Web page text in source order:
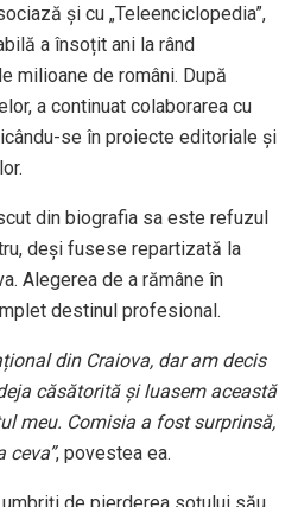
și cu „Teleenciclopedia”,
a însoțit ani la rând
milioane de români. După
a continuat colaborarea cu
se în proiecte editoriale și
din biografia sa este refuzul
deși fusese repartizată la
Alegerea de a rămâne în
destinul profesional.
din Craiova, dar am decis
căsătorită și luasem această
meu. Comisia a fost surprinsă,
ceva”, povestea ea.